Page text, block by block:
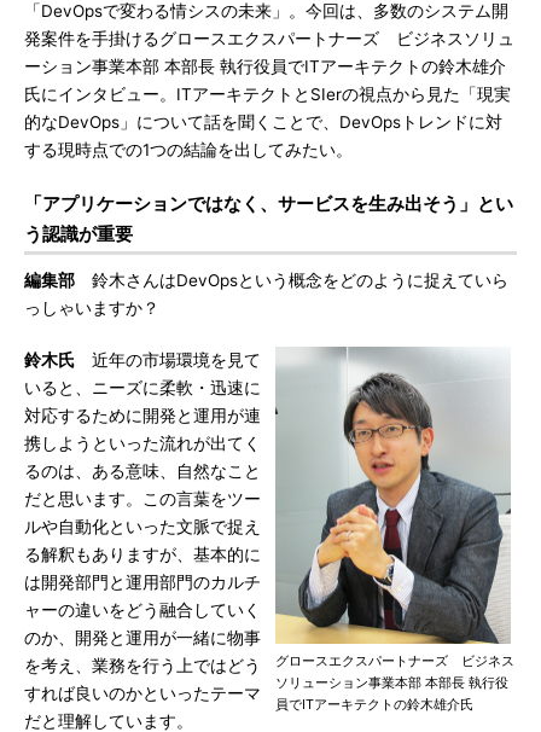
「DevOpsで変わる情シスの未来」。今回は、多数のシステム開
発案件を手掛けるグロースエクスパートナーズ ビジネスソリュ
ーション事業本部 本部長 執行役員でITアーキテクトの鈴木雄介
氏にインタビュー。ITアーキテクトとSIerの視点から見た「現実
的なDevOps」について話を聞くことで、DevOpsトレンドに対
する現時点での1つの結論を出してみたい。
「アプリケーションではなく、サービスを生み出そう」とい
う認識が重要
編集部 鈴木さんはDevOpsという概念をどのように捉えていら
っしゃいますか？
グロースエクスパートナーズ ビジネス
ソリューション事業本部 本部長 執行役
員でITアーキテクトの鈴木雄介氏
鈴木氏 近年の市場環境を見て
いると、ニーズに柔軟・迅速に
対応するために開発と運用が連
携しようといった流れが出てく
るのは、ある意味、自然なこと
だと思います。この言葉をツー
ルや自動化といった文脈で捉え
る解釈もありますが、基本的に
は開発部門と運用部門のカルチ
ャーの違いをどう融合していく
のか、開発と運用が一緒に物事
を考え、業務を行う上ではどう
すれば良いのかといったテーマ
だと理解しています。